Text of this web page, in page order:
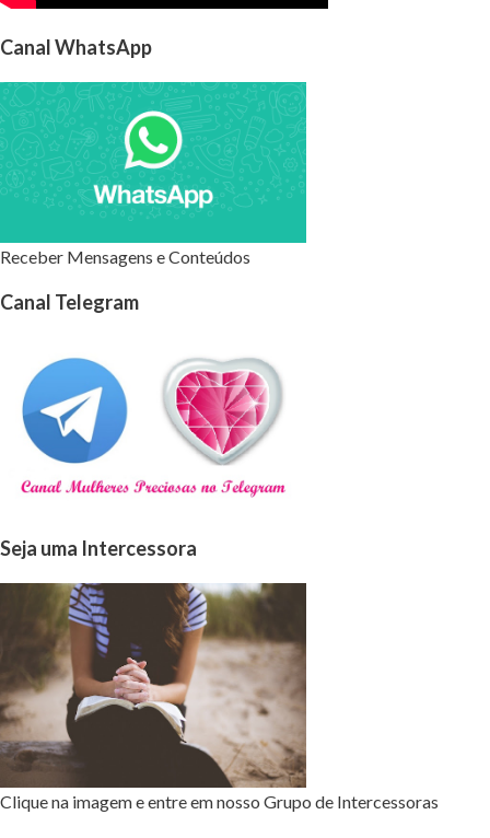
Canal WhatsApp
Receber Mensagens e Conteúdos
Canal Telegram
Seja uma Intercessora
Clique na imagem e entre em nosso Grupo de Intercessoras